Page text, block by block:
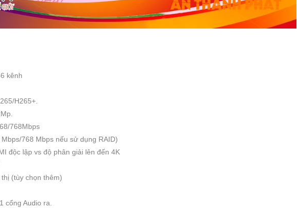
kênh
H265+.
768Mbps
768 Mbps nếu sử dụng RAID)
độc lập vs độ phân giải lên đến 4K
(tùy chọn thêm)
cổng Audio ra.